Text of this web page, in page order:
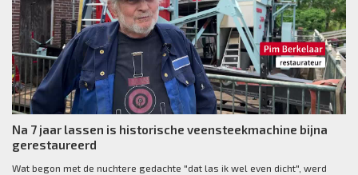
Na 7 jaar lassen is historische veensteekmachine bijna
gerestaureerd
Wat begon met de nuchtere gedachte "dat las ik wel even dicht", werd